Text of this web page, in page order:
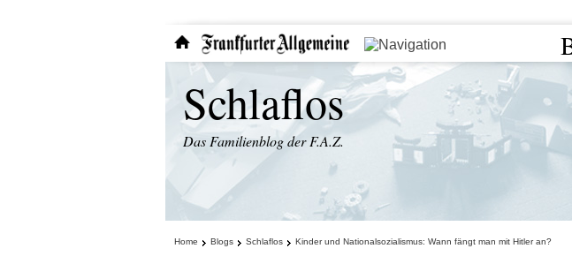
Schlaflos
Das Familienblog der F.A.Z.
Home Blogs Schlaflos Kinder und Nationalsozialismus: Wann fängt man mit Hitler an?